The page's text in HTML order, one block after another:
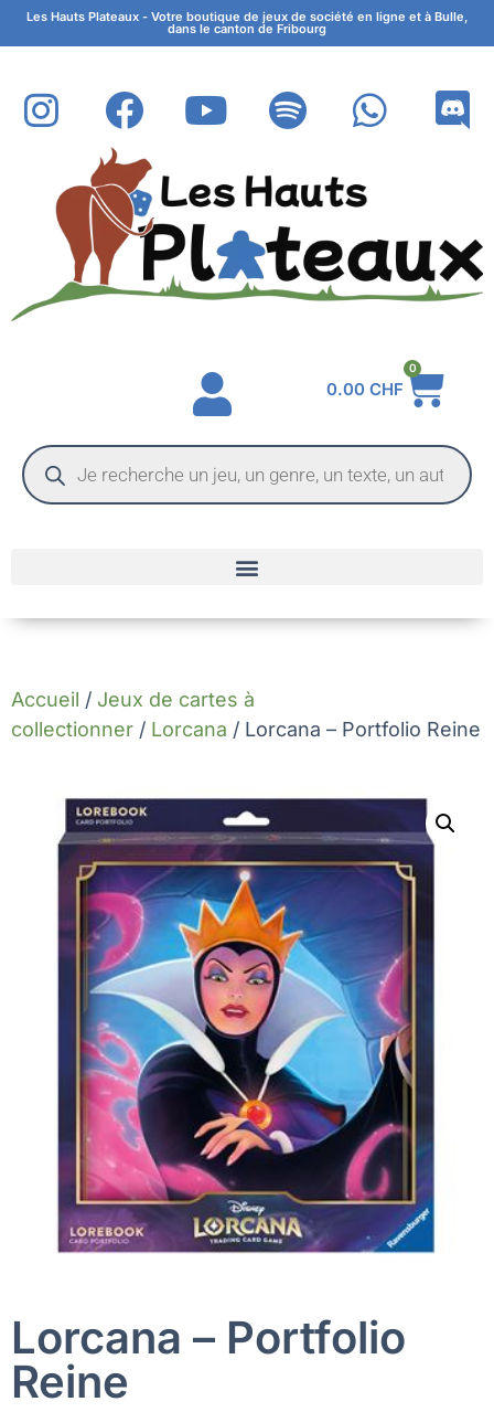
Les Hauts Plateaux - Votre boutique de jeux de société en ligne et à Bulle,
dans le canton de Fribourg
0.00 CHF
0
Accueil / Jeux de cartes à
collectionner / Lorcana / Lorcana – Portfolio Reine
Lorcana – Portfolio
Reine